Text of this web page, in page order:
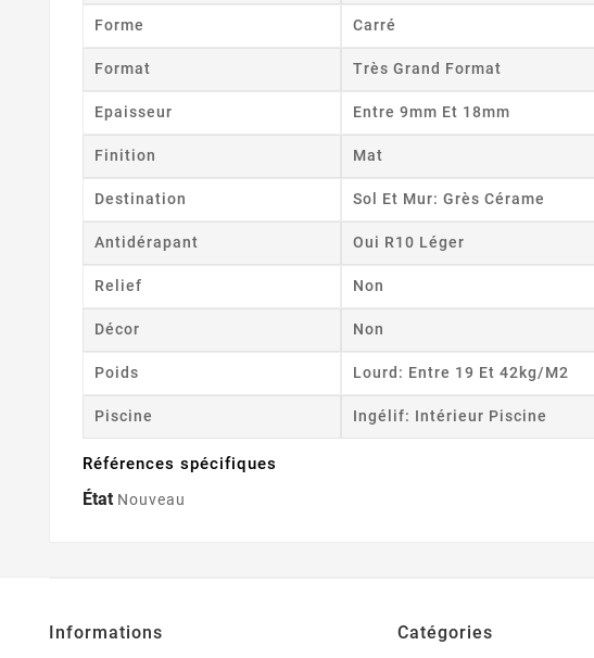
Forme Carré
Format Très Grand Format
Epaisseur Entre 9mm Et 18mm
Finition Mat
Destination Sol Et Mur: Grès Cérame
Antidérapant Oui R10 Léger
Relief Non
Décor Non
Poids Lourd: Entre 19 Et 42kg/m2
Piscine Ingélif: Intérieur Piscine
Références spécifiques
État Nouveau
Informations Catégories